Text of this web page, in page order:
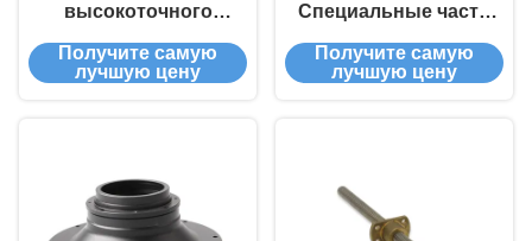
высокоточного
фрезера с ЧПУ
Производитель
услуги
Получите самую
лучшую цену
Специальные части
литья на основе
алюминия, CNC-
Получите самую
лучшую цену